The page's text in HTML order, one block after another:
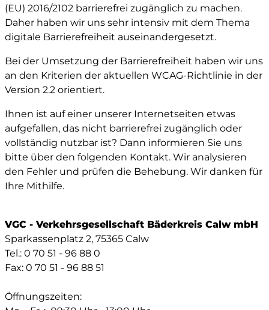
(EU) 2016/2102 barrierefrei zugänglich zu machen.
Daher haben wir uns sehr intensiv mit dem Thema
digitale Barrierefreiheit auseinandergesetzt.
Bei der Umsetzung der Barrierefreiheit haben wir uns
an den Kriterien der aktuellen WCAG-Richtlinie in der
Version 2.2 orientiert.
Ihnen ist auf einer unserer Internetseiten etwas
aufgefallen, das nicht barrierefrei zugänglich oder
vollständig nutzbar ist? Dann informieren Sie uns
bitte über den folgenden Kontakt. Wir analysieren
den Fehler und prüfen die Behebung. Wir danken für
Ihre Mithilfe.
VGC - Verkehrsgesellschaft Bäderkreis Calw mbH
Sparkassenplatz 2, 75365 Calw
Tel.: 0 70 51 - 96 88 0
Fax: 0 70 51 - 96 88 51
Öffnungszeiten: